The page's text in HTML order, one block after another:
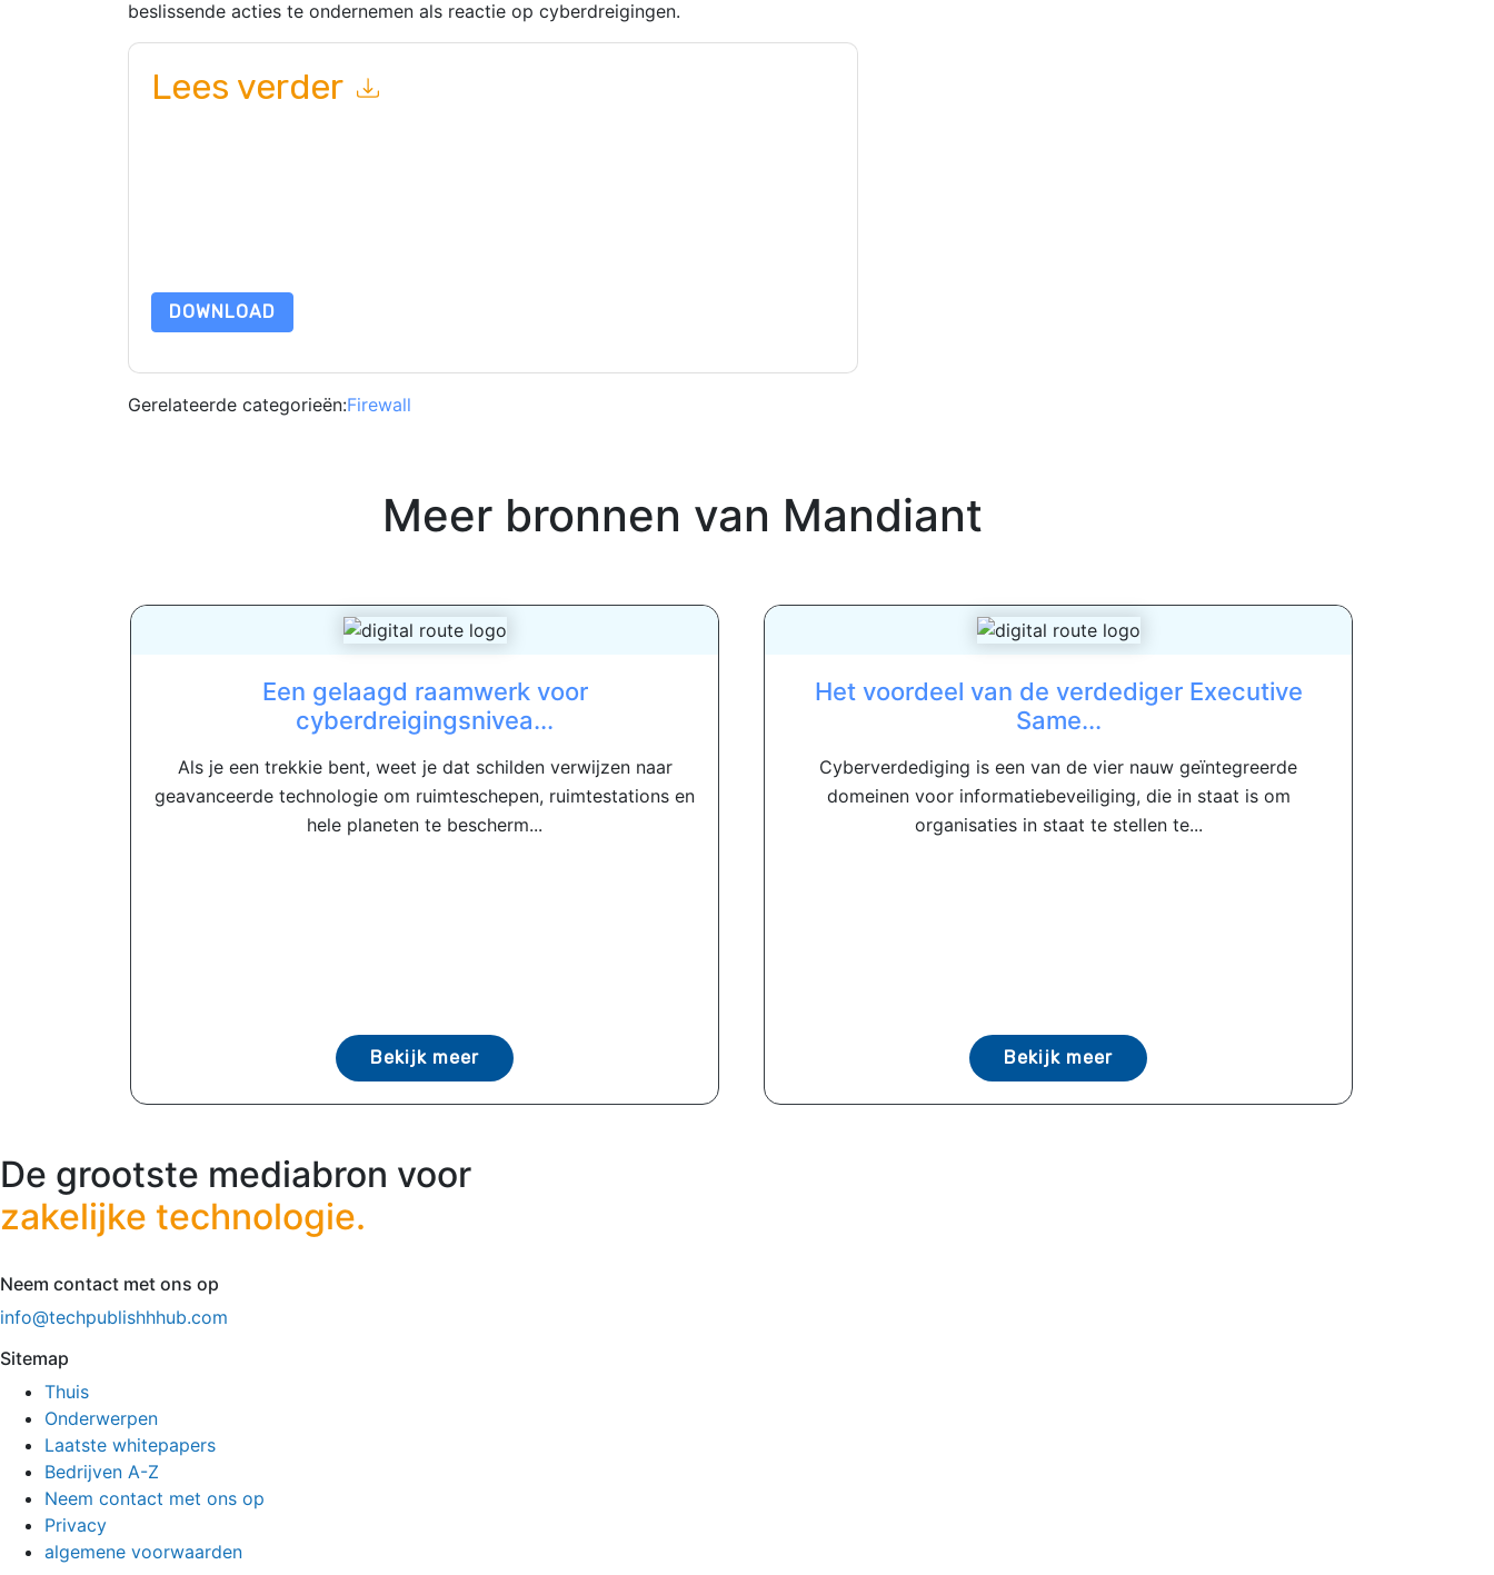
beslissende acties te ondernemen als reactie op cyberdreigingen.
Lees verder
DOWNLOAD
Gerelateerde categorieën:Firewall
Meer bronnen van Mandiant
Een gelaagd raamwerk voor
cyberdreigingsnivea...
Als je een trekkie bent, weet je dat schilden verwijzen naar
geavanceerde technologie om ruimteschepen, ruimtestations en
hele planeten te bescherm...
Bekijk meer
Het voordeel van de verdediger Executive
Same...
Cyberverdediging is een van de vier nauw geïntegreerde
domeinen voor informatiebeveiliging, die in staat is om
organisaties in staat te stellen te...
Bekijk meer
De grootste mediabron voor
zakelijke technologie.
Neem contact met ons op
info@techpublishhhub.com
Sitemap
Thuis
Onderwerpen
Laatste whitepapers
Bedrijven A-Z
Neem contact met ons op
Privacy
algemene voorwaarden